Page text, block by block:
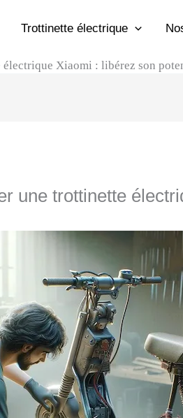
Trottinette électrique
Xiaomi : libérez son
une trottinette